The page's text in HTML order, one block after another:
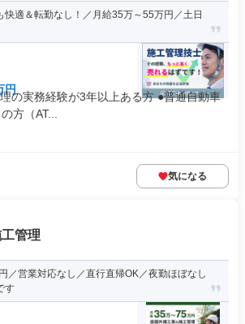
快適＆転勤なし！／月給35万～55万円／土日
円
の実務経験が3年以上ある方 ●普通自動車
方（AT...
気になる
管理
／営業対応なし／直行直帰OK／夜勤ほぼなし
す